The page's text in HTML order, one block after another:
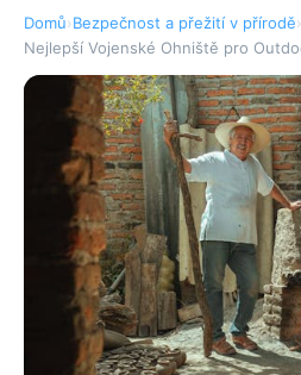
Domů›Bezpečnost a přežití v přírodě›
Nejlepší Vojenské Ohniště pro